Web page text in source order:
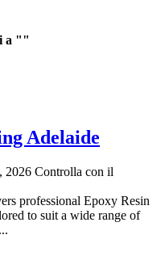
a ""
Adelaide
2026 Controlla con il
professional Epoxy Resin
to suit a wide range of